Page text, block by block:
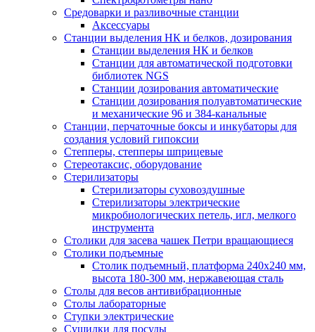
Средоварки и разливочные станции
Аксессуары
Станции выделения НК и белков, дозирования
Станции выделения НК и белков
Станции для автоматической подготовки
библиотек NGS
Станции дозирования автоматические
Станции дозирования полуавтоматические
и механические 96 и 384-канальные
Станции, перчаточные боксы и инкубаторы для
создания условий гипоксии
Степперы, степперы шприцевые
Стереотаксис, оборудование
Стерилизаторы
Стерилизаторы суховоздушные
Стерилизаторы электрические
микробиологических петель, игл, мелкого
инструмента
Столики для засева чашек Петри вращающиеся
Столики подъемные
Столик подъемный, платформа 240х240 мм,
высота 180-300 мм, нержавеющая сталь
Столы для весов антивибрационные
Столы лабораторные
Ступки электрические
Сушилки для посуды